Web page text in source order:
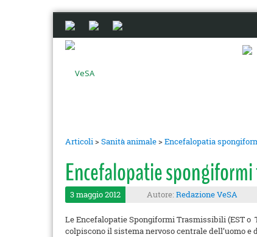
Articoli>Sanità animale>Encefalopatia
Encefalopatie spongiformi
3 maggio 2012 Autore: Redazione VeSA
Le Encefalopatie Spongiformi Trasmissibili (EST
colpiscono il sistema nervoso centrale dell’uomo e